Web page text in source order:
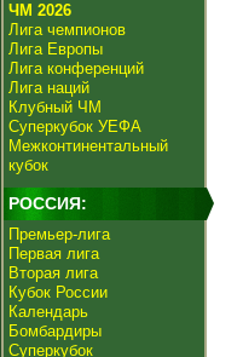
ЧМ 2026
Лига чемпионов
Лига Европы
Лига конференций
Лига наций
Клубный ЧМ
Суперкубок УЕФА
Межконтинентальный
кубок
РОССИЯ:
Премьер-лига
Первая лига
Вторая лига
Кубок России
Календарь
Бомбардиры
Суперкубок